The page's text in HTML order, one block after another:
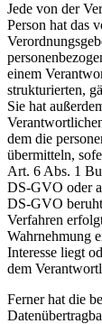
Jede von der
Person hat das
einem
strukturierten,
Sie hat
dem die
übermitteln,
Art. 6 Abs. 1
DS-GVO oder
DS-GVO
Verfahren
Wahrnehmung
Interesse liegt
dem
Ferner hat die